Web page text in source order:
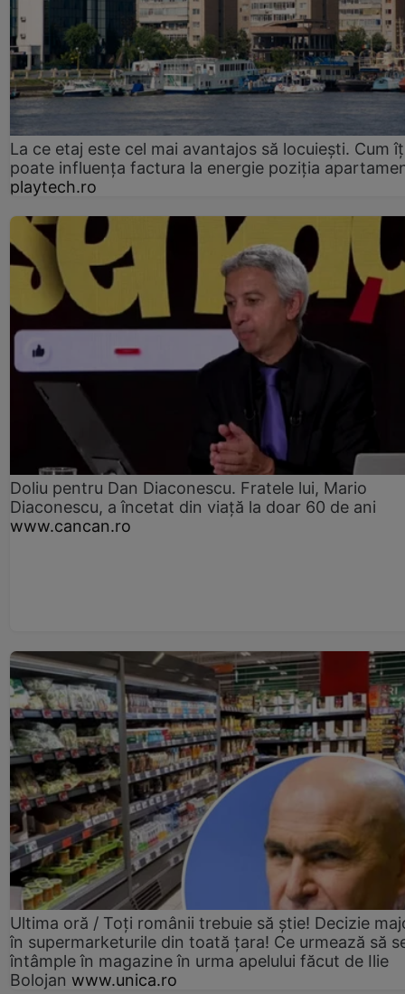
La ce etaj este cel mai avantajos să locuiești. Cum
poate influența factura la energie poziția
playtech.ro
Doliu pentru Dan Diaconescu. Fratele lui, Mario
Diaconescu, a încetat din viață la doar 60 de ani
www.cancan.ro
Ultima oră / Toți românii trebuie să știe! Decizie
în supermarketurile din toată țara! Ce urmează să
întâmple în magazine în urma apelului făcut de Ilie
Bolojan www.unica.ro